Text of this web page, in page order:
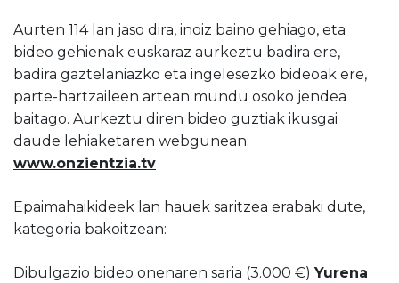
Aurten 114 lan jaso dira, inoiz baino gehiago, eta
bideo gehienak euskaraz aurkeztu badira ere,
badira gaztelaniazko eta ingelesezko bideoak ere,
parte-hartzaileen artean mundu osoko jendea
baitago. Aurkeztu diren bideo guztiak ikusgai
daude lehiaketaren webgunean:
www.onzientzia.tv
Epaimahaikideek lan hauek saritzea erabaki dute,
kategoria bakoitzean:
Dibulgazio bideo onenaren saria (3.000 €) Yurena